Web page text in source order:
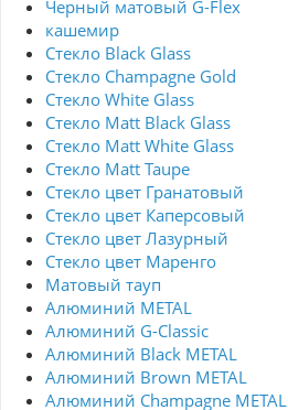
Черный матовый G-Flex
кашемир
Стекло Black Glass
Стекло Champagne Gold
Стекло White Glass
Стекло Matt Black Glass
Стекло Matt White Glass
Стекло Matt Taupe
Стекло цвет Гранатовый
Стекло цвет Каперсовый
Стекло цвет Лазурный
Стекло цвет Маренго
Матовый тауп
Алюминий METAL
Алюминий G-Classic
Алюминий Black METAL
Алюминий Brown METAL
Алюминий Champagne METAL